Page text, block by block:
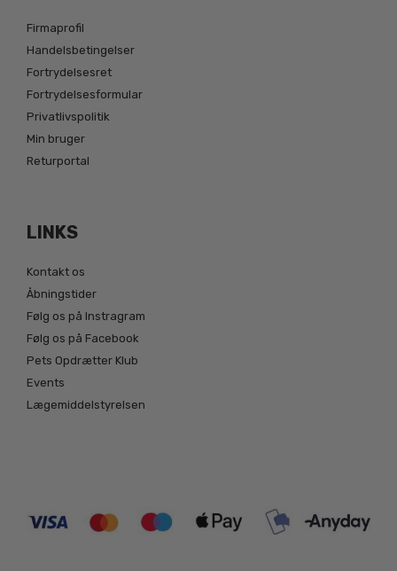
Firmaprofil
Handelsbetingelser
Fortrydelsesret
Fortrydelsesformular
Privatlivspolitik
Min bruger
Returportal
LINKS
Kontakt os
Åbningstider
Følg os på Instragram
Følg os på Facebook
Pets Opdrætter Klub
Events
Lægemiddelstyrelsen